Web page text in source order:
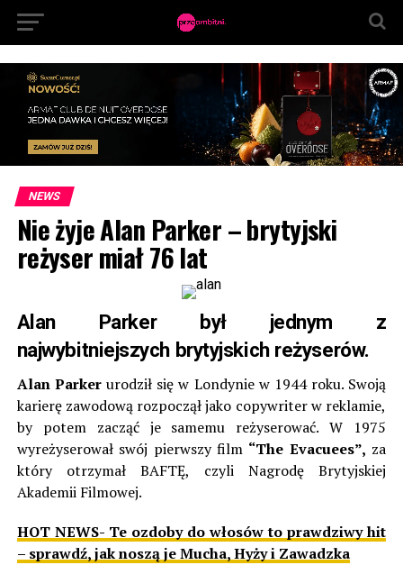
NEWS
Nie żyje Alan Parker – brytyjski
reżyser miał 76 lat
Alan Parker był jednym z
najwybitniejszych brytyjskich reżyserów.
Alan Parkerurodził się w Londynie w 1944 roku. Swoją
karierę zawodową rozpoczął jako copywriter w reklamie,
by potem zacząć je samemu reżyserować. W 1975
wyreżyserował swój pierwszy film “The Evacuees”, za
który otrzymał BAFTĘ, czyli Nagrodę Brytyjskiej
Akademii Filmowej.
HOT NEWS- Te ozdoby do włosów to prawdziwy hit
– sprawdź, jak noszą je Mucha, Hyży i Zawadzka